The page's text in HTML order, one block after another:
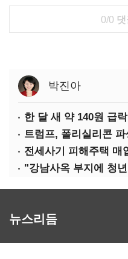
0/0 댓
박진아
"강남사옥 부지에 청
뉴스리듬